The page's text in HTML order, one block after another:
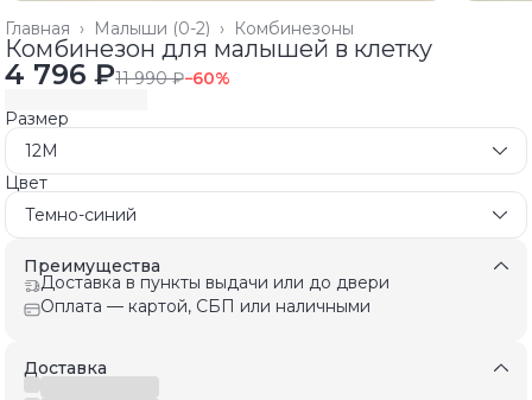
Комбинезоны
Малыши (0-2) ›
Главная ›
Комбинезон для малышей в клетку
4 796 ₽11 990 ₽−60%
Размер
12M
Цвет
Темно-синий
Преимущества
Доставка в пункты выдачи или до двери
Оплата — картой, СБП или наличными
Доставка